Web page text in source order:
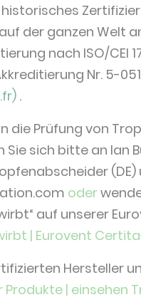
der ganzen Welt
nach ISO/CEI
Nr. 5-
) .
die Prüfung von
sich bitte an Ian
(DE)
oder
auf unserer
| Eurovent
Hersteller
| einsehen